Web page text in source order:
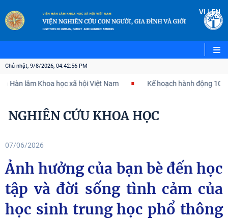
VI |EN
Chủ nhật, 9/8/2026, 04:42:57 PM
Khoa học xã hội Việt Nam Kế hoạch hành động 100 ngày
NGHIÊN CỨU KHOA HỌC
07/06/2026
Ảnh hưởng của bạn bè đến học
tập và đời sống tình cảm của
học sinh trung học phổ thông